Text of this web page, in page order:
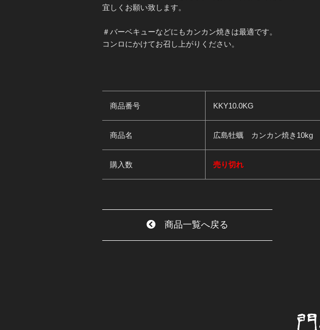
宜しくお願い致します。
＃バーベキューなどにもカンカン焼きは最適です。
コンロにかけてお召し上がりください。
商品番号 KKY10.0KG
商品名 広島牡蠣 カンカン焼き10kg
購入数 売り切れ
商品一覧へ戻る